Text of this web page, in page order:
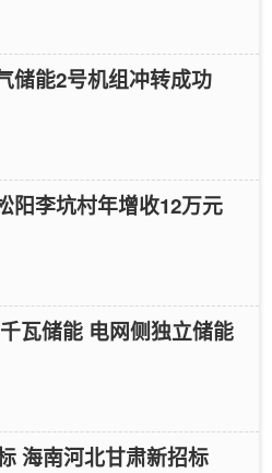
储能2号机组冲转成功
阳李坑村年增收12万元
瓦储能 电网侧独立储能
海南河北甘肃新招标